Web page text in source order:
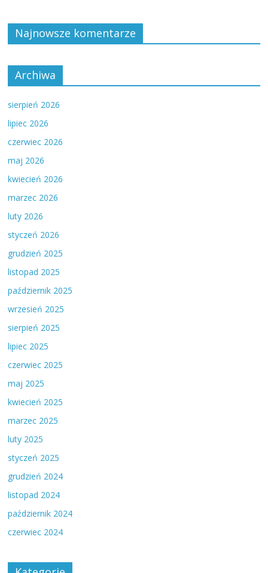
Najnowsze komentarze
Archiwa
sierpień 2026
lipiec 2026
czerwiec 2026
maj 2026
kwiecień 2026
marzec 2026
luty 2026
styczeń 2026
grudzień 2025
listopad 2025
październik 2025
wrzesień 2025
sierpień 2025
lipiec 2025
czerwiec 2025
maj 2025
kwiecień 2025
marzec 2025
luty 2025
styczeń 2025
grudzień 2024
listopad 2024
październik 2024
czerwiec 2024